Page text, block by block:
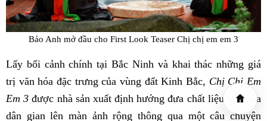
Bảo Anh mở đầu cho First Look Teaser Chị chị em em 3
Lấy bối cảnh chính tại Bắc Ninh và khai thác những giá
trị văn hóa đặc trưng của vùng đất Kinh Bắc, Chị Chị Em
Em 3 được nhà sản xuất định hướng đưa chất liệu văn hóa
dân gian lên màn ảnh rộng thông qua một câu chuyện